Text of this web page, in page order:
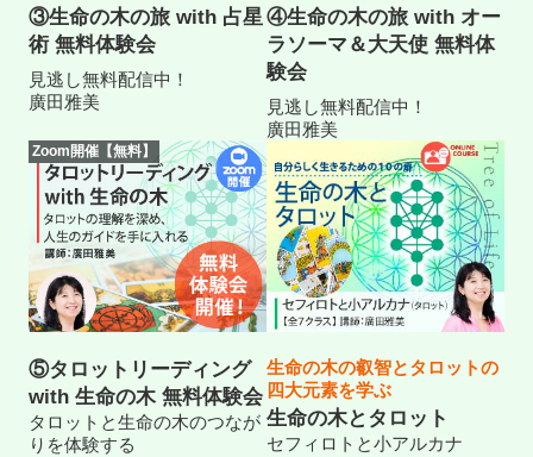
③生命の木の旅 with 占星
術 無料体験会
見逃し無料配信中！
廣田雅美
④生命の木の旅 with オー
ラソーマ＆大天使 無料体
験会
見逃し無料配信中！
廣田雅美
Zoom開催【無料】
⑤タロットリーディング
with 生命の木 無料体験会
タロットと生命の木のつなが
りを体験する
生命の木の叡智とタロットの
四大元素を学ぶ
生命の木とタロット
セフィロトと小アルカナ